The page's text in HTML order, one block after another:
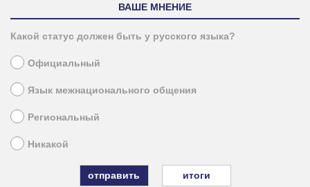
ВАШЕ МНЕНИЕ
Какой статус должен быть у русского языка?
Официальный
Язык межнационального общения
Региональный
Никакой
итоги